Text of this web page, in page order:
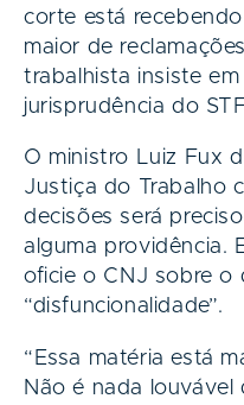
corte está
maior de
trabalhista insiste
jurisprudência do
O ministro Luiz Fux
Justiça do Trabalho
decisões será
alguma providência.
oficie o CNJ sobre o
“disfuncionalidade”.
“Essa matéria está
Não é nada louvável